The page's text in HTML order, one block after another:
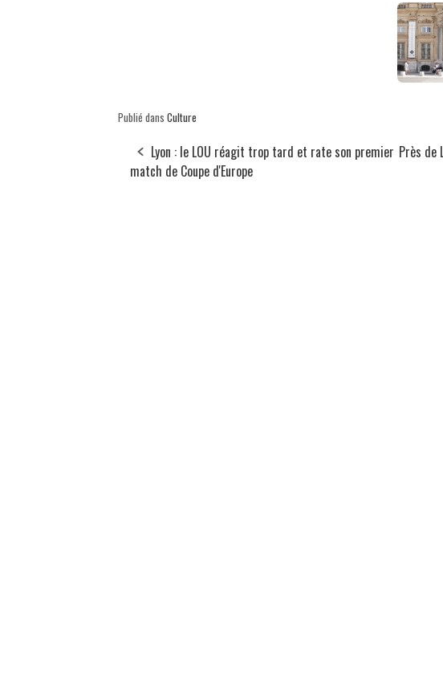
Publié dans Culture
Lyon : le LOU réagit trop tard et rate son premier
match de Coupe d'Europe
Près de